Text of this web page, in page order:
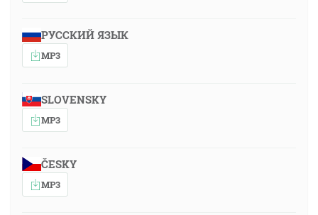
РУССКИЙ ЯЗЫК
MP3
SLOVENSKY
MP3
ČESKY
MP3